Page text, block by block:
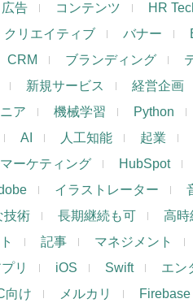
広告 コンテンツ HR
クリエイティブ バナー
CRM ブランディング
新規サービス 経営企画
ア 機械学習 Python
AI 人工知能 起業
ーケティング HubSpot
イラストレーター
技術 長期継続も可 高時
記事 マネジメント
リ iOS Swift エン
向け メルカリ Firebase